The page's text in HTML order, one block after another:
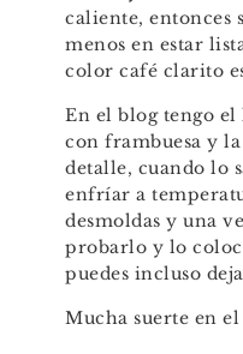
caliente, entonces
menos en estar
color café clarito
En el blog tengo el
con frambuesa y
detalle, cuando lo
enfríar a
desmoldas y una
probarlo y lo
puedes incluso
Mucha suerte en